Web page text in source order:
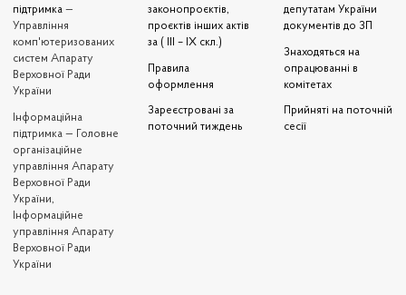
підтримка —
Управління
комп'ютеризованих
систем Апарату
Верховної Ради
України
Iнформаційна
підтримка — Головне
організаційне
управління Апарату
Верховної Ради
України,
Інформаційне
управління Апарату
Верховної Ради
України
законопроєктів,
проєктів інших актів
за ( III – IX скл.)
Правила
оформлення
Зареєстровані за
поточний тиждень
депутатам України
документів до ЗП
Знаходяться на
опрацюванні в
комітетах
Прийняті на поточній
сесії